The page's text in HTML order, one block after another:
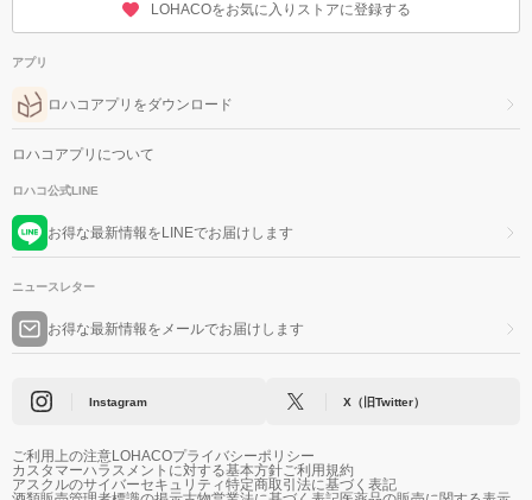
LOHACOをお気に入りストアに登録する
アプリ
ロハコアプリをダウンロード
ロハコアプリについて
ロハコ公式LINE
お得な最新情報をLINEでお届けします
ニュースレター
お得な最新情報をメールでお届けします
Instagram X（旧Twitter）
ご利用上の注意LOHACOプライバシーポリシー
カスタマーハラスメントに対する基本方針ご利用規約
アスクルのサイバーセキュリティ特定商取引法に基づく表記